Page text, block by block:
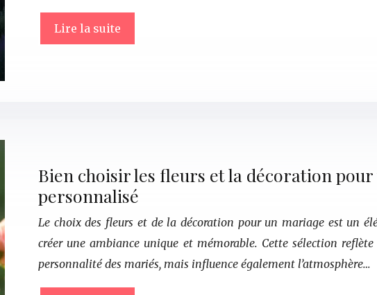
Lire la suite
Bien choisir les fleurs et la décoration
personnalisé
Le choix des fleurs et de la décoration pour un mariage est un
créer une ambiance unique et mémorable. Cette sélection
personnalité des mariés, mais influence également l’atmosphère…